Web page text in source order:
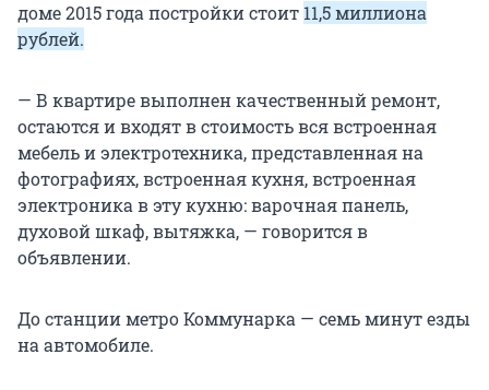
доме 2015 года постройки стоит 11,5 миллиона
рублей.
— В квартире выполнен качественный ремонт,
остаются и входят в стоимость вся встроенная
мебель и электротехника, представленная на
фотографиях, встроенная кухня, встроенная
электроника в эту кухню: варочная панель,
духовой шкаф, вытяжка, — говорится в
объявлении.
До станции метро Коммунарка — семь минут езды
на автомобиле.